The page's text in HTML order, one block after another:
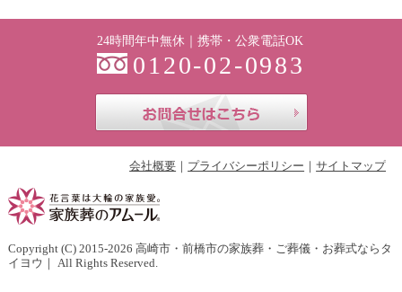
24時間年中無休｜携帯・公衆電話OK
0120-02-0983
会社概要 プライバシーポリシー サイトマップ
Copyright (C) 2015-2026 高崎市・前橋市の家族葬・ご葬儀・お葬式ならタ
イヨウ ｜ All Rights Reserved.